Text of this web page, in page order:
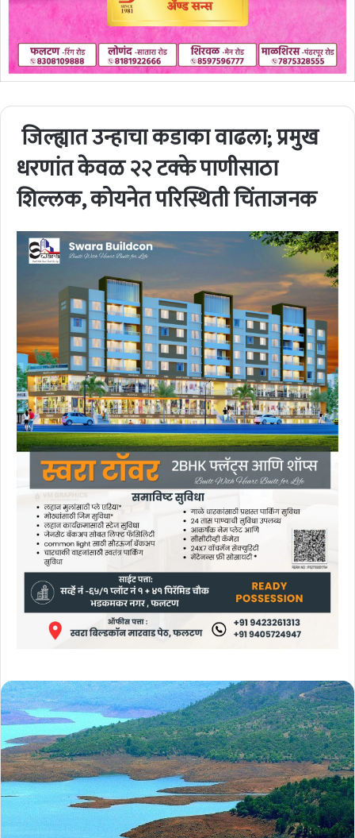
जिल्ह्यात उन्हाचा कडाका वाढला; प्रमुख
धरणांत केवळ २२ टक्के पाणीसाठा
शिल्लक, कोयनेत परिस्थिती चिंताजनक